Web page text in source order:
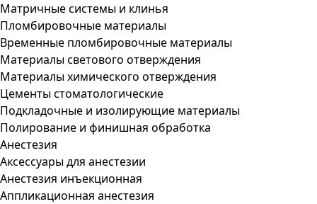
Матричные системы и клинья
Пломбировочные материалы
Временные пломбировочные материалы
Материалы светового отверждения
Материалы химического отверждения
Цементы стоматологические
Подкладочные и изолирующие материалы
Полирование и финишная обработка
Анестезия
Аксессуары для анестезии
Анестезия инъекционная
Аппликационная анестезия